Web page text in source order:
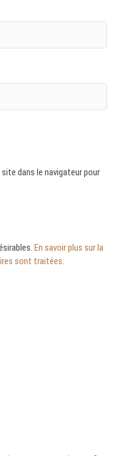
dans le navigateur pour
En savoir plus sur la
sont traitées.